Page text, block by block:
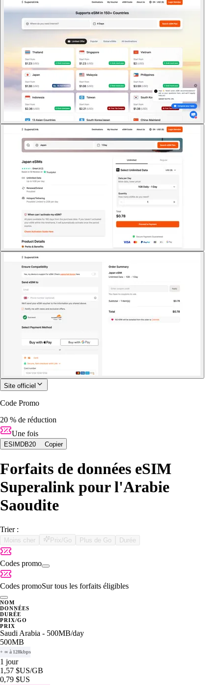
Site officiel
Code Promo
20 % de réduction
Une fois
ESIMDB20 Copier
Forfaits de données eSIM
Superalink pour l'Arabie
Saoudite
Trier :
Moins cher Prix/Go Plus de Go Durée
Codes promo
Codes promoSur tous les forfaits éligibles
NOM
DONNÉES
DURÉE
PRIX/GO
PRIX
Saudi Arabia - 500MB/day
500MB
+ ∞ à 128kbps
1 jour
1,57 $US/GB
0,79 $US